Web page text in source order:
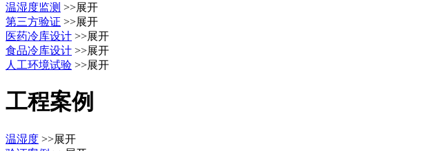
温湿度监测 >>展开
第三方验证 >>展开
医药冷库设计 >>展开
食品冷库设计 >>展开
人工环境试验 >>展开
工程案例
温湿度 >>展开